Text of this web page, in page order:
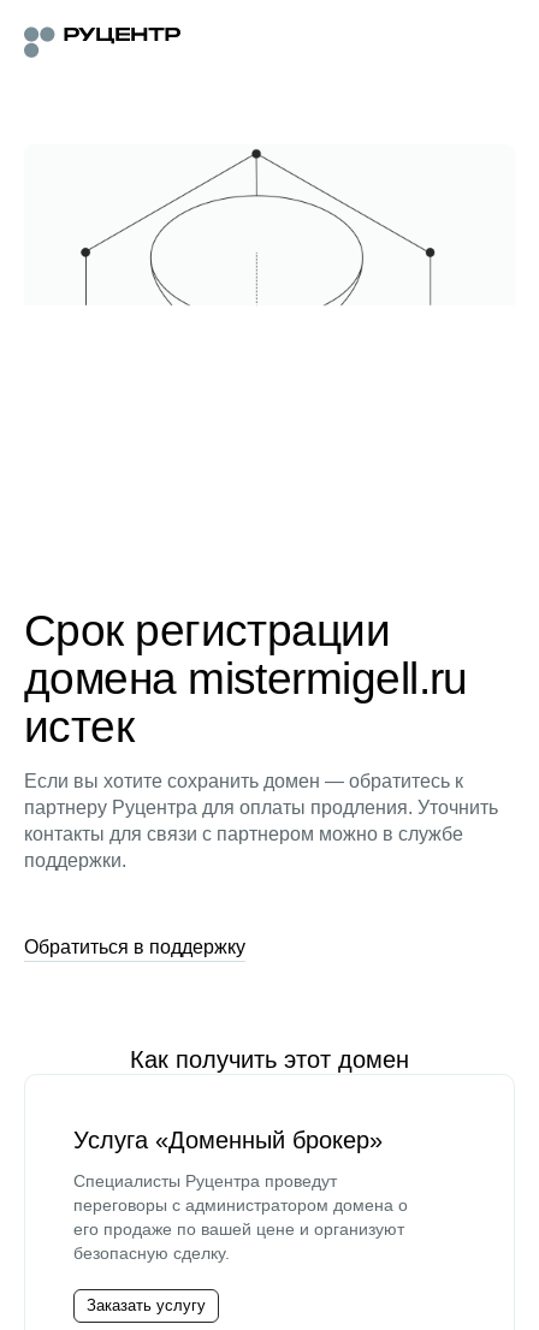
Срок регистрации
домена mistermigell.ru
истек
Если вы хотите сохранить домен — обратитесь к
партнеру Руцентра для оплаты продления. Уточнить
контакты для связи с партнером можно в службе
поддержки.
Обратиться в поддержку
Как получить этот домен
Услуга «Доменный брокер»
Специалисты Руцентра проведут
переговоры с администратором домена о
его продаже по вашей цене и организуют
безопасную сделку.
Заказать услугу